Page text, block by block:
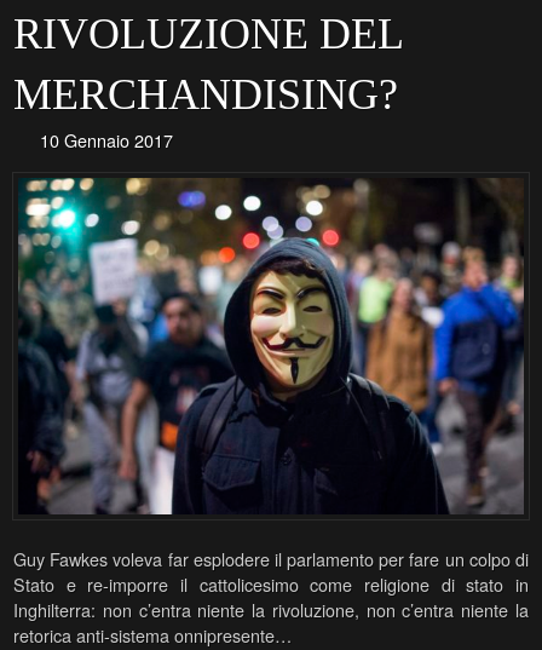
RIVOLUZIONE DEL
MERCHANDISING?
10 Gennaio 2017
Guy Fawkes voleva far esplodere il parlamento per fare un colpo di
Stato e re-imporre il cattolicesimo come religione di stato in
Inghilterra: non c’entra niente la rivoluzione, non c’entra niente la
retorica anti-sistema onnipresente…